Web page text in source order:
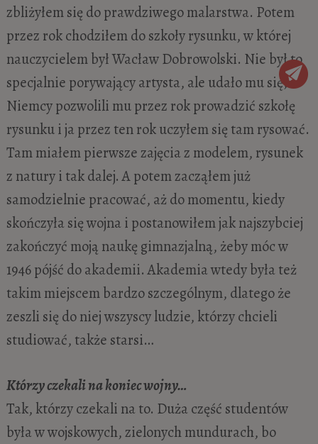
zbliżyłem się do prawdziwego malarstwa. Potem
przez rok chodziłem do szkoły rysunku, w której
nauczycielem był Wacław Dobrowolski. Nie był to
specjalnie porywający artysta, ale udało mu się;
Niemcy pozwolili mu przez rok prowadzić szkołę
rysunku i ja przez ten rok uczyłem się tam rysować.
Tam miałem pierwsze zajęcia z modelem, rysunek
z natury i tak dalej. A potem zacząłem już
samodzielnie pracować, aż do momentu, kiedy
skończyła się wojna i postanowiłem jak najszybciej
zakończyć moją naukę gimnazjalną, żeby móc w
1946 pójść do akademii. Akademia wtedy była też
takim miejscem bardzo szczególnym, dlatego że
zeszli się do niej wszyscy ludzie, którzy chcieli
studiować, także starsi…
Którzy czekali na koniec wojny…
Tak, którzy czekali na to. Duża część studentów
była w wojskowych, zielonych mundurach, bo